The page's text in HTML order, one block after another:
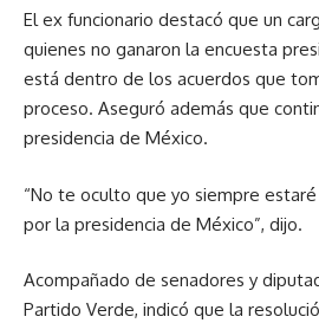
El ex funcionario destacó que un
quienes no ganaron la encuesta
está dentro de los acuerdos que
proceso. Aseguró además que
presidencia de México.
“No te oculto que yo siempre
por la presidencia de México”, dijo.
Acompañado de senadores y
Partido Verde, indicó que la